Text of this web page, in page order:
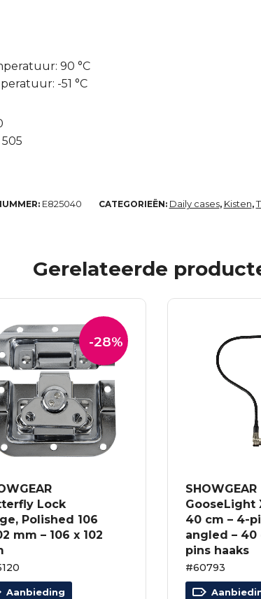
90 °C
-51 °C
E825040 CATEGORIEËN: Daily cases, Kisten,
Gerelateerde
-28%
Lock
Polished 106
mm – 106 x 102
Aanbieding
SHOWGEAR
GooseLight
40 cm – 4-
angled – 40
pins haaks
#60793